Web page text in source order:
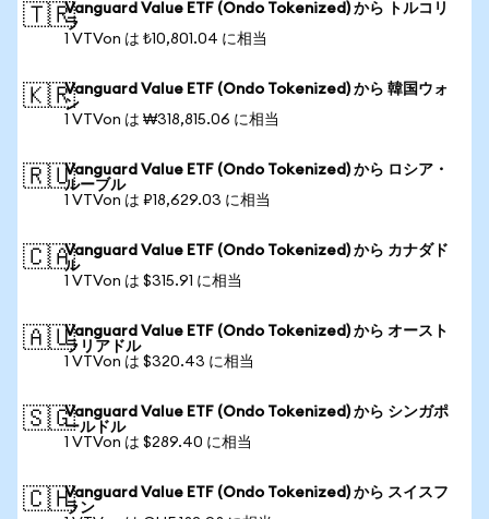
🇹🇷Vanguard Value ETF (Ondo Tokenized) から トルコリ
ラ
1 VTVon は ₺10,801.04 に相当
🇰🇷Vanguard Value ETF (Ondo Tokenized) から 韓国ウォ
ン
1 VTVon は ₩318,815.06 に相当
🇷🇺Vanguard Value ETF (Ondo Tokenized) から ロシア・
ルーブル
1 VTVon は ₽18,629.03 に相当
🇨🇦Vanguard Value ETF (Ondo Tokenized) から カナダド
ル
1 VTVon は $315.91 に相当
🇦🇺Vanguard Value ETF (Ondo Tokenized) から オースト
ラリアドル
1 VTVon は $320.43 に相当
🇸🇬Vanguard Value ETF (Ondo Tokenized) から シンガポ
ールドル
1 VTVon は $289.40 に相当
🇨🇭Vanguard Value ETF (Ondo Tokenized) から スイスフ
ラン